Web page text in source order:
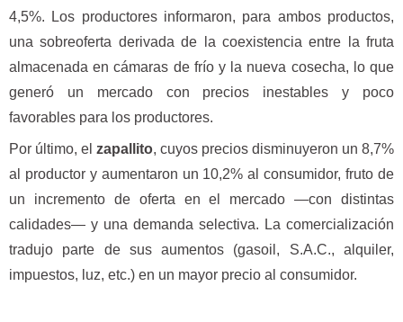
4,5%. Los productores informaron, para ambos productos,
una sobreoferta derivada de la coexistencia entre la fruta
almacenada en cámaras de frío y la nueva cosecha, lo que
generó un mercado con precios inestables y poco
favorables para los productores.
Por último, el zapallito, cuyos precios disminuyeron un 8,7%
al productor y aumentaron un 10,2% al consumidor, fruto de
un incremento de oferta en el mercado —con distintas
calidades— y una demanda selectiva. La comercialización
tradujo parte de sus aumentos (gasoil, S.A.C., alquiler,
impuestos, luz, etc.) en un mayor precio al consumidor.